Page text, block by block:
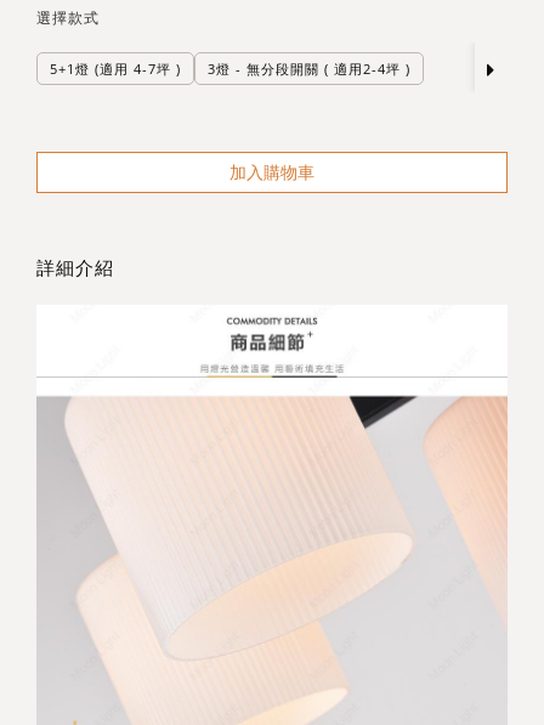
選擇款式
5+1燈 (適用 4-7坪 ) 3燈 - 無分段開關 ( 適用2-4坪 )
加入購物車
詳細介紹